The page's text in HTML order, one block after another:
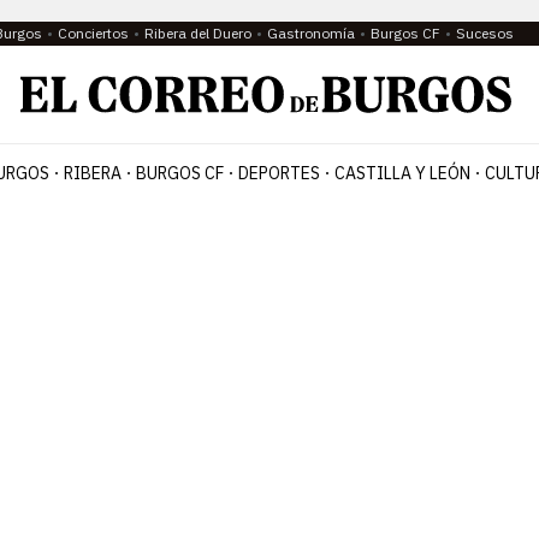
Conciertos Ribera del Duero Gastronomía Burgos CF Sucesos
RIBERA BURGOS CF DEPORTES CASTILLA Y LEÓN